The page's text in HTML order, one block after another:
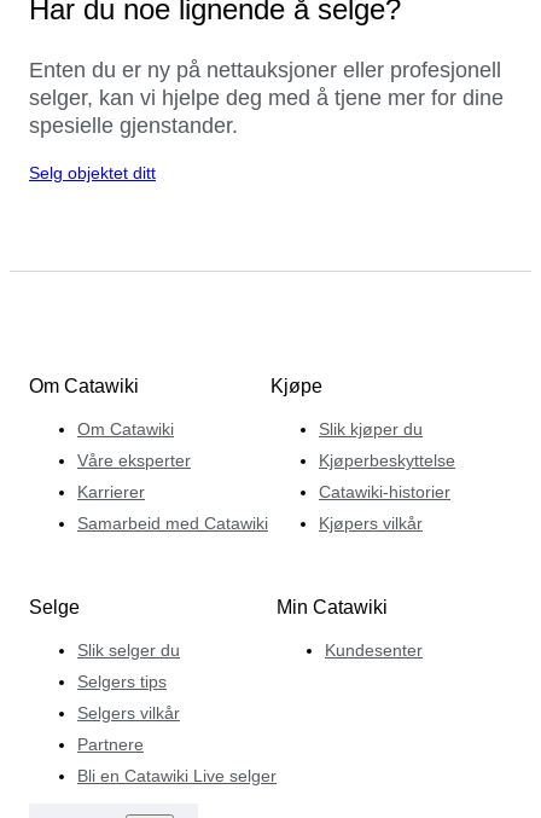
Har du noe lignende å selge?
Enten du er ny på nettauksjoner eller profesjonell
selger, kan vi hjelpe deg med å tjene mer for dine
spesielle gjenstander.
Selg objektet ditt
Om Catawiki
Om Catawiki
Våre eksperter
Karrierer
Samarbeid med Catawiki
Kjøpe
Slik kjøper du
Kjøperbeskyttelse
Catawiki-historier
Kjøpers vilkår
Selge
Slik selger du
Selgers tips
Selgers vilkår
Partnere
Bli en Catawiki Live selger
Min Catawiki
Kundesenter